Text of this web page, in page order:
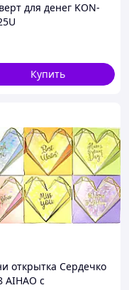
для денег KON-
Купить
открытка Сердечко
AIHAO с